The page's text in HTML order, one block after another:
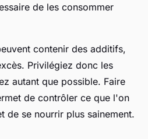
de les consommer
contenir des additifs,
Privilégiez donc les
autant que possible. Faire
de contrôler ce que l'on
de se nourrir plus sainement.